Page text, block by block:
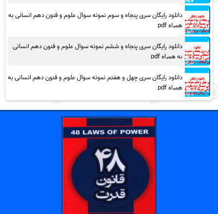
دانلود رایگان سری پنجاه و سوم نمونه سوال علوم و فنون دهم انسانی به
همراه pdf
دانلود رایگان سری پنجاه و ششم نمونه سوال علوم و فنون دهم انسانی
به همراه pdf
دانلود رایگان سری چهل و هفتم نمونه سوال علوم و فنون دهم انسانی به
همراه pdf